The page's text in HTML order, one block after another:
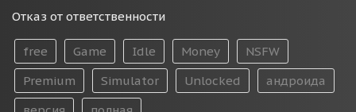
Отказ от ответственности
free Game Idle Money
NSFW
Premium
Simulator Unlocked
андроида